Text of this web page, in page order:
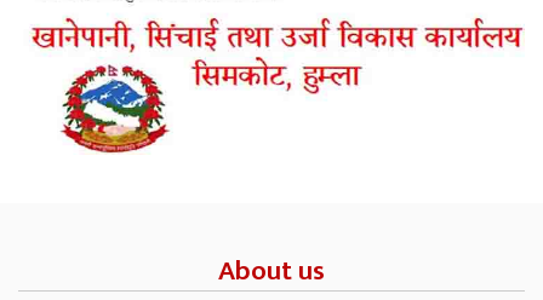
About us